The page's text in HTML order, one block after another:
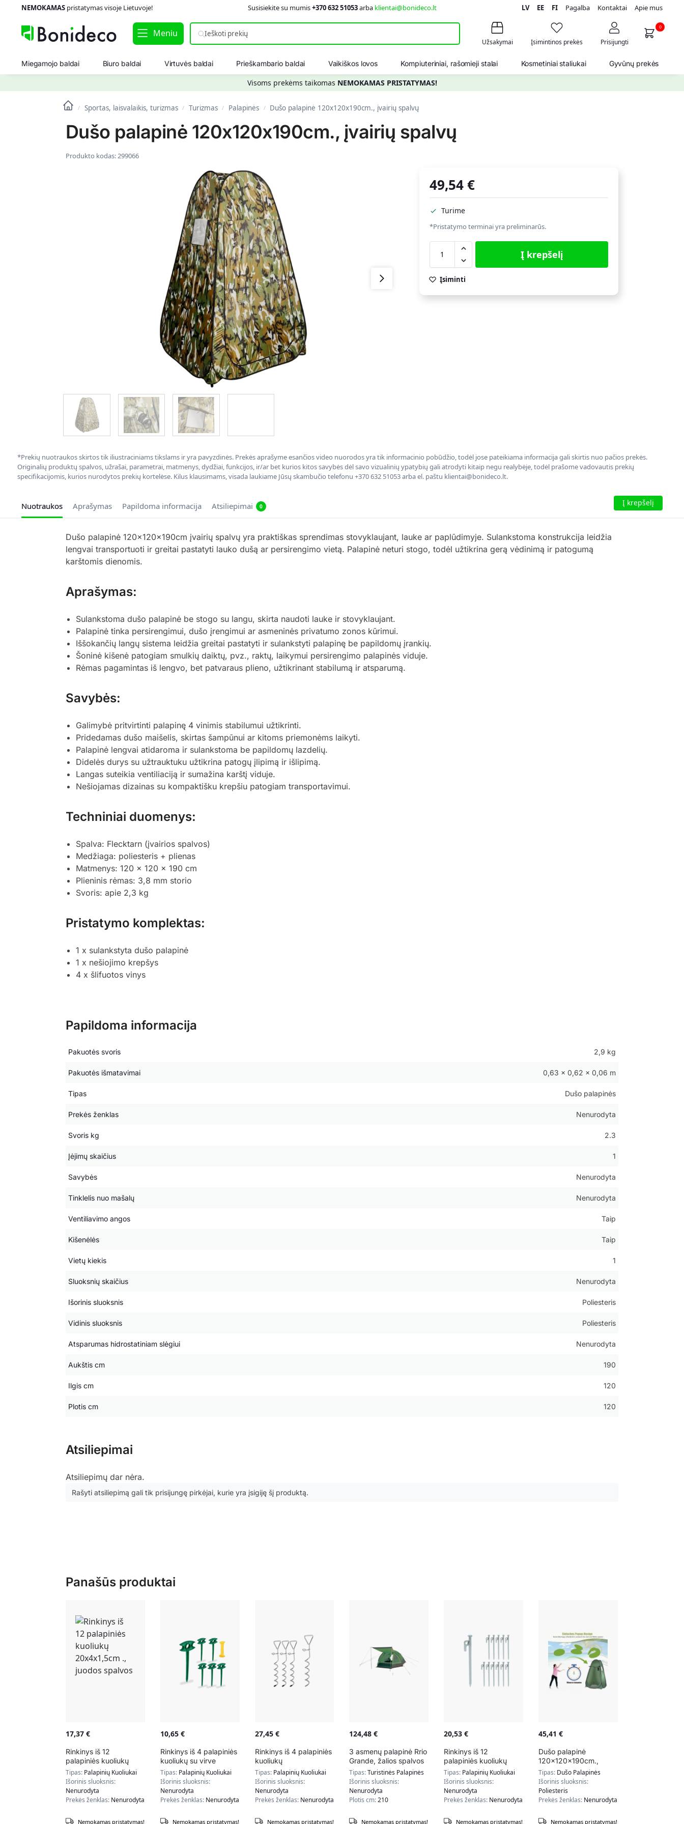
NEMOKAMASpristatymas visoje Lietuvoje! Susisiekite su mumis+370 632 51053arba klientai@bonideco.lt LV EE FI Pagalba Kontaktai Apie mus
Meniu
Užsakymai Įsimintinos prekės Prisijungti
0
Miegamojo baldai Biuro baldai Virtuvės baldai Prieškambario baldai Vaikiškos lovos Kompiuteriniai, rašomieji stalai Kosmetiniai staliukai Gyvūnų prekės
Visoms prekėms taikomas NEMOKAMAS PRISTATYMAS!
/ Sportas, laisvalaikis, turizmas / Turizmas / Palapinės / Dušo palapinė 120x120x190cm., įvairių spalvų
Dušo palapinė 120x120x190cm., įvairių spalvų
Produkto kodas:299066
49,54€
Turime
*Pristatymo terminai yra preliminarūs.
Į krepšelį
Įsiminti
*Prekių nuotraukos skirtos tik iliustraciniams tikslams ir yra pavyzdinės. Prekės aprašyme esančios video nuorodos yra tik informacinio pobūdžio, todėl jose pateikiama informacija gali skirtis nuo pačios prekės.
Originalių produktų spalvos, užrašai, parametrai, matmenys, dydžiai, funkcijos, ir/ar bet kurios kitos savybės dėl savo vizualinių ypatybių gali atrodyti kitaip negu realybėje, todėl prašome vadovautis prekių
specifikacijomis, kurios nurodytos prekių kortelėse. Kilus klausimams, visada laukiame Jūsų skambučio telefonu +370 632 51053 arba el. paštu klientai@bonideco.lt.
Nuotraukos Aprašymas Papildoma informacija Atsiliepimai 0 Į krepšelį
Dušo palapinė 120x120x190cm įvairių spalvų yra praktiškas sprendimas stovyklaujant, lauke ar paplūdimyje. Sulankstoma konstrukcija leidžia
lengvai transportuoti ir greitai pastatyti lauko dušą ar persirengimo vietą. Palapinė neturi stogo, todėl užtikrina gerą vėdinimą ir patogumą
karštomis dienomis.
Aprašymas:
Sulankstoma dušo palapinė be stogo su langu, skirta naudoti lauke ir stovyklaujant.
Palapinė tinka persirengimui, dušo įrengimui ar asmeninės privatumo zonos kūrimui.
Iššokančių langų sistema leidžia greitai pastatyti ir sulankstyti palapinę be papildomų įrankių.
Šoninė kišenė patogiam smulkių daiktų, pvz., raktų, laikymui persirengimo palapinės viduje.
Rėmas pagamintas iš lengvo, bet patvaraus plieno, užtikrinant stabilumą ir atsparumą.
Savybės:
Galimybė pritvirtinti palapinę 4 vinimis stabilumui užtikrinti.
Pridedamas dušo maišelis, skirtas šampūnui ar kitoms priemonėms laikyti.
Palapinė lengvai atidaroma ir sulankstoma be papildomų lazdelių.
Didelės durys su užtrauktuku užtikrina patogų įlipimą ir išlipimą.
Langas suteikia ventiliaciją ir sumažina karštį viduje.
Nešiojamas dizainas su kompaktišku krepšiu patogiam transportavimui.
Techniniai duomenys:
Spalva: Flecktarn (įvairios spalvos)
Medžiaga: poliesteris + plienas
Matmenys: 120 x 120 x 190 cm
Plieninis rėmas: 3,8 mm storio
Svoris: apie 2,3 kg
Pristatymo komplektas:
1 x sulankstyta dušo palapinė
1 x nešiojimo krepšys
4 x šlifuotos vinys
Papildoma informacija
Pakuotės svoris 2,9 kg
Pakuotės išmatavimai 0,63 × 0,62 × 0,06 m
Tipas Dušo palapinės
Prekės ženklas Nenurodyta
Svoris kg 2.3
Įėjimų skaičius 1
Savybės Nenurodyta
Tinklelis nuo mašalų Nenurodyta
Ventiliavimo angos Taip
Kišenėlės Taip
Vietų kiekis 1
Sluoksnių skaičius Nenurodyta
Išorinis sluoksnis Poliesteris
Vidinis sluoksnis Poliesteris
Atsparumas hidrostatiniam slėgiui Nenurodyta
Aukštis cm 190
Ilgis cm 120
Plotis cm 120
Atsiliepimai
Atsiliepimų dar nėra.
Rašyti atsiliepimą gali tik prisijungę pirkėjai, kurie yra įsigiję šį produktą.
Panašūs produktai
17,37 €
Rinkinys iš 12
palapiniės kuoliukų
20x4x1,5cm ., juodos
spalvos
Tipas: Palapinių Kuoliukai
Išorinis sluoksnis:
Nenurodyta
Prekės ženklas: Nenurodyta
Nemokamas pristatymas!
10,65 €
Rinkinys iš 4 palapiniės
kuoliukų su virve
25x10x2cm., tamsiai
žalios/geltonos spalvos
Tipas: Palapinių Kuoliukai
Išorinis sluoksnis:
Nenurodyta
Prekės ženklas: Nenurodyta
Nemokamas pristatymas!
27,45 €
Rinkinys iš 4 palapiniės
kuoliukų
42,5×8,5×4,5cm.,
sidabrinės spalvos
Tipas: Palapinių Kuoliukai
Išorinis sluoksnis:
Nenurodyta
Prekės ženklas: Nenurodyta
Nemokamas pristatymas!
124,48€
3 asmenų palapinė Rrio
Grande, žalios spalvos
Tipas:Turistinės Palapinės
Išorinis sluoksnis:
Nenurodyta
Plotis cm:210
Nemokamas pristatymas!
20,53€
Rinkinys iš 12
palapiniės kuoliukų
20x3x1,5cm .,
sidabrinės spalvos
Tipas: Palapinių Kuoliukai
Išorinis sluoksnis:
Nenurodyta
Prekės ženklas: Nenurodyta
Nemokamas pristatymas!
45,41 €
Dušo palapinė
120x120x190cm.,
žalios spalvos
Tipas: Dušo Palapinės
Išorinis sluoksnis:
Poliesteris
Prekės ženklas: Nenurodyta
Nemokamas pristatymas!